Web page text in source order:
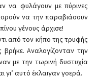
να φυλάγουν με πύρινες
να την παραβιάσουν
γένους άρχισε!
από τον κήπο της τρυφής
Αναλογίζονταν την
με την τωρινή δυστυχία
γι’ αυτό έκλαιγαν γοερά.